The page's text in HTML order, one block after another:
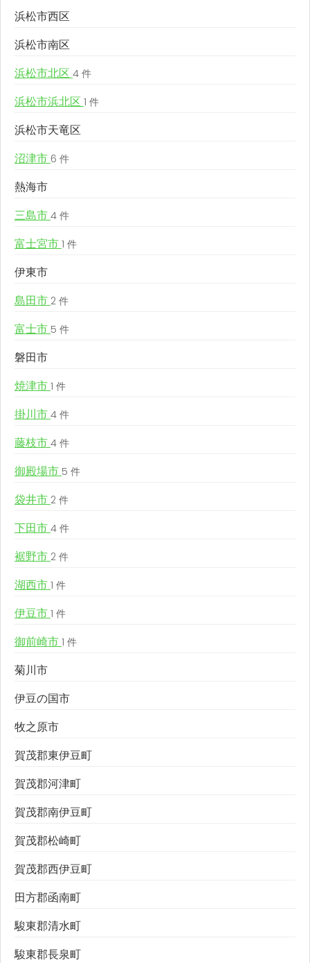
浜松市西区
浜松市南区
浜松市北区 4 件
浜松市浜北区 1 件
浜松市天竜区
沼津市 6 件
熱海市
三島市 4 件
富士宮市 1 件
伊東市
島田市 2 件
富士市 5 件
磐田市
焼津市 1 件
掛川市 4 件
藤枝市 4 件
御殿場市 5 件
袋井市 2 件
下田市 4 件
裾野市 2 件
湖西市 1 件
伊豆市 1 件
御前崎市 1 件
菊川市
伊豆の国市
牧之原市
賀茂郡東伊豆町
賀茂郡河津町
賀茂郡南伊豆町
賀茂郡松崎町
賀茂郡西伊豆町
田方郡函南町
駿東郡清水町
駿東郡長泉町